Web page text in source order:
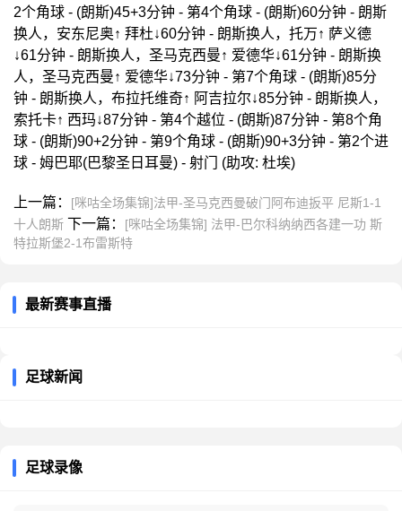
2个角球 - (朗斯)45+3分钟 - 第4个角球 - (朗斯)60分钟 - 朗斯
换人，安东尼奥↑ 拜杜↓60分钟 - 朗斯换人，托万↑ 萨义德
↓61分钟 - 朗斯换人，圣马克西曼↑ 爱德华↓61分钟 - 朗斯换
人，圣马克西曼↑ 爱德华↓73分钟 - 第7个角球 - (朗斯)85分
钟 - 朗斯换人，布拉托维奇↑ 阿吉拉尔↓85分钟 - 朗斯换人，
索托卡↑ 西玛↓87分钟 - 第4个越位 - (朗斯)87分钟 - 第8个角
球 - (朗斯)90+2分钟 - 第9个角球 - (朗斯)90+3分钟 - 第2个进
球 - 姆巴耶(巴黎圣日耳曼) - 射门 (助攻: 杜埃)
上一篇： [咪咕全场集锦]法甲-圣马克西曼破门阿布迪扳平 尼斯1-1
十人朗斯 下一篇： [咪咕全场集锦] 法甲-巴尔科纳纳西各建一功 斯
特拉斯堡2-1布雷斯特
最新赛事直播
足球新闻
足球录像